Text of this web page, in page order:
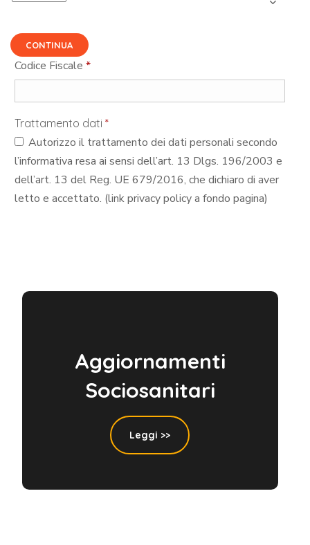
CONTINUA
Codice Fiscale*
Trattamento dati*
Autorizzo il trattamento dei dati personali secondo
l’informativa resa ai sensi dell’art. 13 Dlgs. 196/2003 e
dell’art. 13 del Reg. UE 679/2016, che dichiaro di aver
letto e accettato. (link privacy policy a fondo pagina)
Aggiornamenti
Sociosanitari
Leggi >>